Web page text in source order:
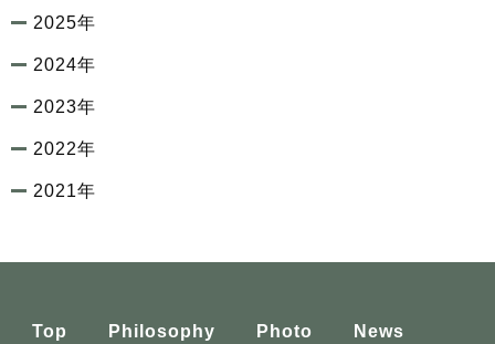
2025年
2024年
2023年
2022年
2021年
Top Philosophy Photo News